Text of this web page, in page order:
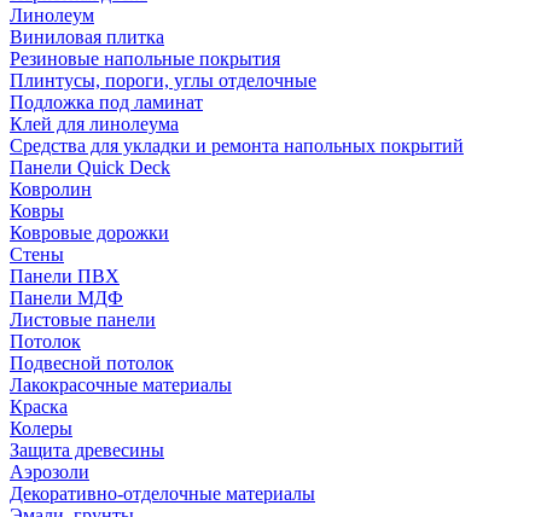
Линолеум
Виниловая плитка
Резиновые напольные покрытия
Плинтусы, пороги, углы отделочные
Подложка под ламинат
Клей для линолеума
Средства для укладки и ремонта напольных покрытий
Панели Quick Deck
Ковролин
Ковры
Ковровые дорожки
Стены
Панели ПВХ
Панели МДФ
Листовые панели
Потолок
Подвесной потолок
Лакокрасочные материалы
Краска
Колеры
Защита древесины
Аэрозоли
Декоративно-отделочные материалы